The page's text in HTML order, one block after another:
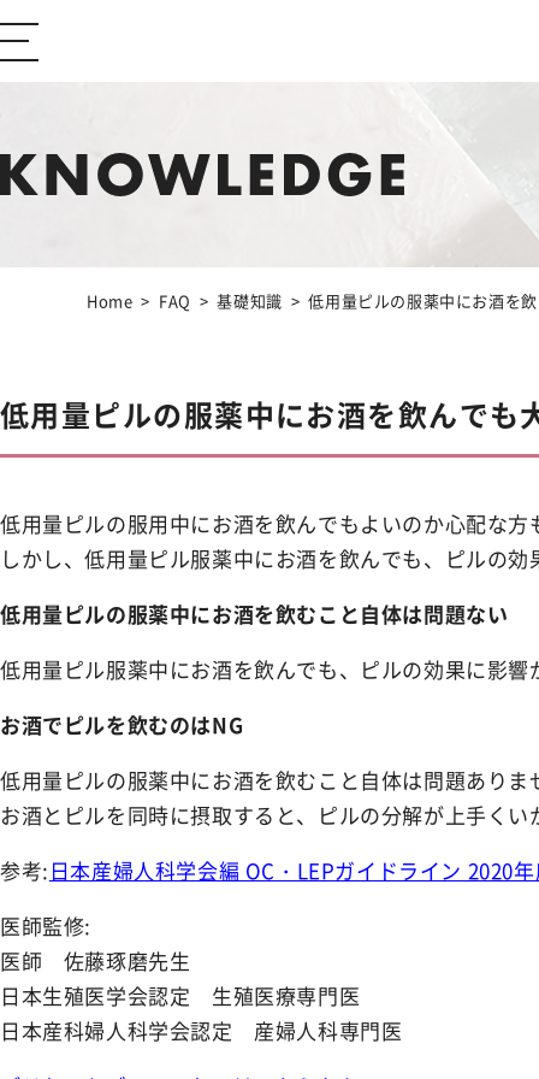
ABOUT Ibiza Beauty ブランドコンセプト
CONTENTSコンテンツサイト
Body Care
NEWSお知らせ
SHOPPING GUIDEショッピングガイド
FAQ
CONTACT
Home FAQ 基礎知識 低用量ピルの服薬中にお酒を
低用量ピルの服薬中にお酒を飲んでも
低用量ピルの服用中にお酒を飲んでもよいのか心配な方
しかし、低用量ピル服薬中にお酒を飲んでも、ピルの効
低用量ピルの服薬中にお酒を飲むこと自体は問題ない
低用量ピル服薬中にお酒を飲んでも、ピルの効果に影
お酒でピルを飲むのはNG
低用量ピルの服薬中にお酒を飲むこと自体は問題あり
お酒とピルを同時に摂取すると、ピルの分解が上手く
参考: 日本産婦人科学会編 OC・LEPガイドライン 2020
医師監修:
医師 佐藤琢磨先生
日本生殖医学会認定 生殖医療専門医
日本産科婦人科学会認定 産婦人科専門医